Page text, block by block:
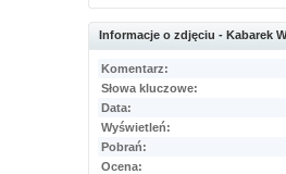
Informacje o zdjęciu - Kabarek
Komentarz:
Słowa kluczowe:
Data:
Wyświetleń:
Pobrań:
Ocena: